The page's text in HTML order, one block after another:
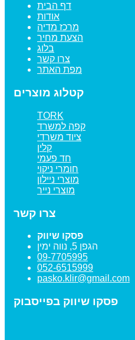
דף הבית
אודות
מרכז מדיה
הצעת מחיר
בלוג
צרו קשר
מפת האתר
קטלוג מוצרים
TORK
קפה למשרד
ציוד משרדי
קלין
חד פעמי
חומרי ניקוי
מוצרי ניילון
מוצרי נייר
צרו קשר
פסקו שיווק
הגפן 5, נווה ימין
09-7705995
052-6515999
pasko.klir@gmail.com
פסקו שיווק בפייסבוק